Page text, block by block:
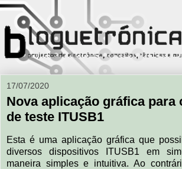
17/07/2020
Nova aplicação gráfica
de teste ITUSB1
Esta é uma aplicação gráfica que
diversos dispositivos ITUSB1 em
maneira simples e intuitiva. Ao